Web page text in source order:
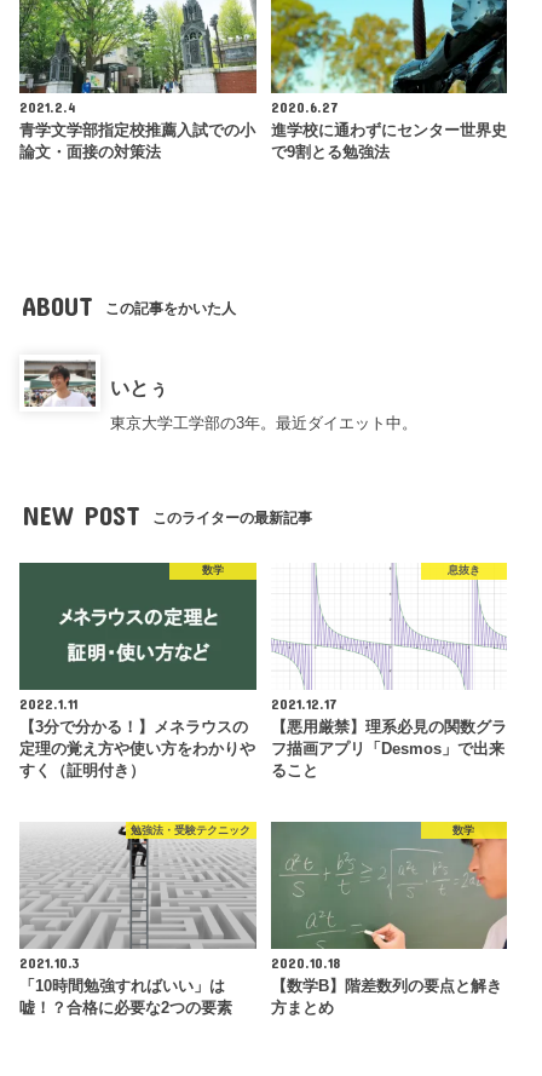
2021.2.4
青学文学部指定校推薦入試での小
論文・面接の対策法
2020.6.27
進学校に通わずにセンター世界史
で9割とる勉強法
ABOUT この記事をかいた人
いとぅ
東京大学工学部の3年。最近ダイエット中。
NEW POST このライターの最新記事
数学
2022.1.11
【3分で分かる！】メネラウスの
定理の覚え方や使い方をわかりや
すく（証明付き）
息抜き
2021.12.17
【悪用厳禁】理系必見の関数グラ
フ描画アプリ「Desmos」で出来
ること
勉強法・受験テクニック
2021.10.3
「10時間勉強すればいい」は
嘘！？合格に必要な2つの要素
数学
2020.10.18
【数学B】階差数列の要点と解き
方まとめ